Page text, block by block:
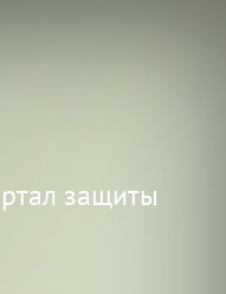
защиты